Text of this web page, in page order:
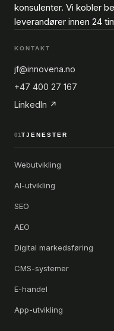
konsulenter. Vi kobler
leverandører innen 24
KONTAKT
jf@innovena.no
+47 400 27 167
LinkedIn ↗
01TJENESTER
Webutvikling
AI-utvikling
SEO
AEO
Digital markedsføring
CMS-systemer
E-handel
App-utvikling